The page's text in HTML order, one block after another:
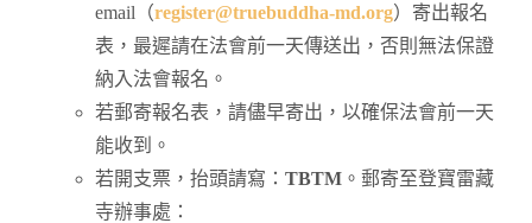
email（register@truebuddha-md.org）寄出報名
表，最遲請在法會前一天傳送出，否則無法保證
納入法會報名。
若郵寄報名表，請儘早寄出，以確保法會前一天
能收到。
若開支票，抬頭請寫： TBTM。郵寄至登寶雷藏
寺辦事處：